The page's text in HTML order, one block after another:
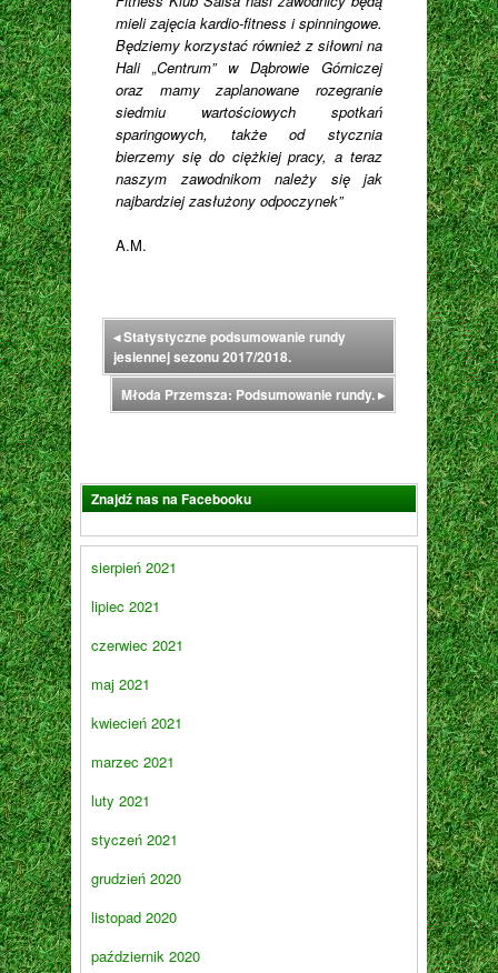
mieli zajęcia kardio-fitness i spinningowe.
Będziemy korzystać również z siłowni na
Hali „Centrum” w Dąbrowie Górniczej
oraz mamy zaplanowane rozegranie
siedmiu wartościowych spotkań
sparingowych, także od stycznia
bierzemy się do ciężkiej pracy, a teraz
naszym zawodnikom należy się jak
najbardziej zasłużony odpoczynek”
A.M.
◂Statystyczne podsumowanie rundy
jesiennej sezonu 2017/2018.
Młoda Przemsza: Podsumowanie rundy.▸
Znajdź nas na Facebooku
sierpień 2021
lipiec 2021
czerwiec 2021
maj 2021
kwiecień 2021
marzec 2021
luty 2021
styczeń 2021
grudzień 2020
listopad 2020
październik 2020